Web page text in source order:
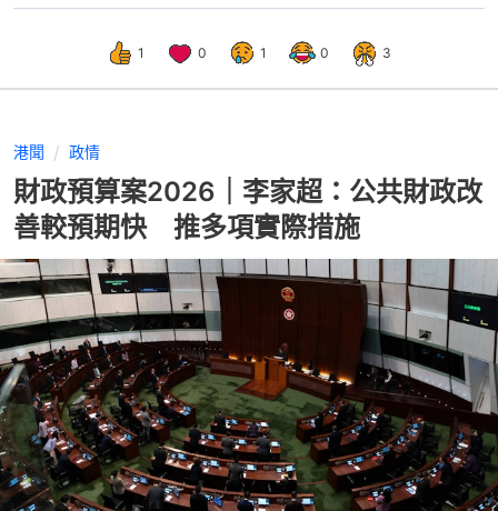
1 0 1 0 3
港聞 政情
財政預算案2026｜李家超：公共財政改
善較預期快 推多項實際措施